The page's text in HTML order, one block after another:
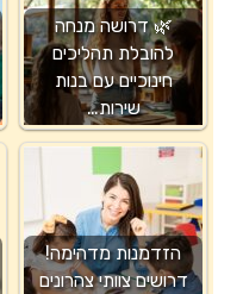
🌿 דרושה מנחה
להובלת תהליכים
חינוכיים עם בנות
שירות…
הזדמנות מדהימה!
דרושים צוותי צהרונים